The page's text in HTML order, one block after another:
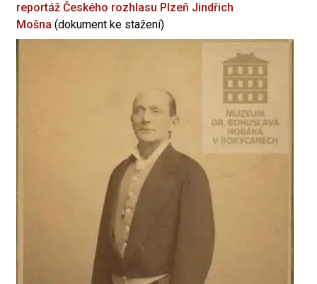
reportáž Českého rozhlasu Plzeň Jindřich
Mošna (dokument ke stažení)